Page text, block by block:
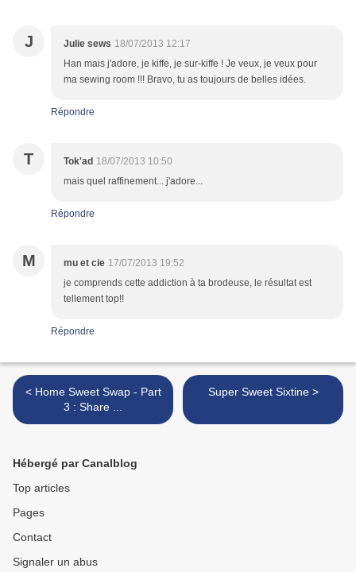
J Julie sews 18/07/2013 12:17
Han mais j'adore, je kiffe, je sur-kiffe ! Je veux, je veux pour
ma sewing room !!! Bravo, tu as toujours de belles idées.
Répondre
T Tok'ad 18/07/2013 10:50
mais quel raffinement... j'adore...
Répondre
M mu et cie 17/07/2013 19:52
je comprends cette addiction à ta brodeuse, le résultat est
tellement top!!
Répondre
< Home Sweet Swap - Part
3 : Share ...
Super Sweet Sixtine >
Hébergé par Canalblog
Top articles
Pages
Contact
Signaler un abus